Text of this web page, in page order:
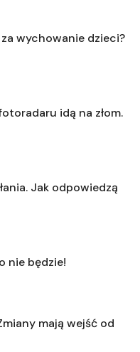
wychowanie dzieci?
idą na złom.
Jak odpowiedzą
nie będzie!
mają wejść od